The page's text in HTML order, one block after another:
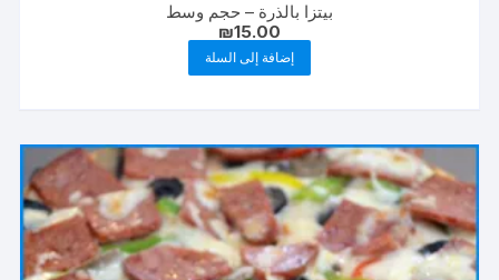
بيتزا بالذرة – حجم وسط
₪15.00
إضافة إلى السلة